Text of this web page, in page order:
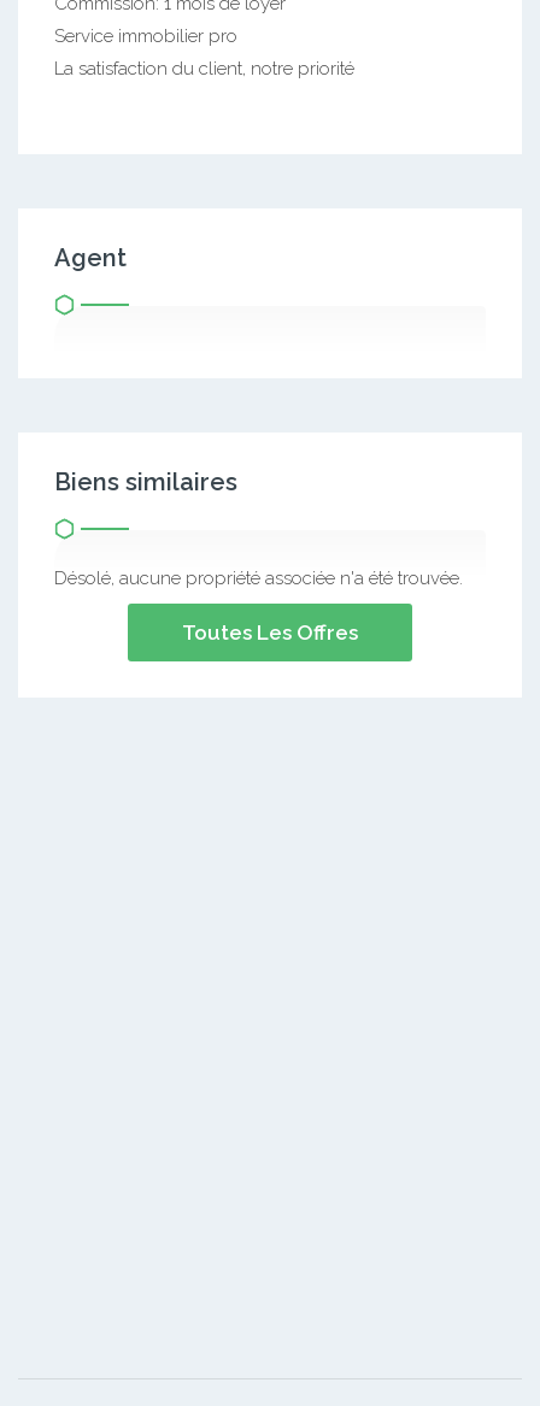
Service immobilier pro
La satisfaction du client, notre priorité
Agent
Biens similaires
Désolé, aucune propriété associée n'a été trouvée.
Toutes Les Offres